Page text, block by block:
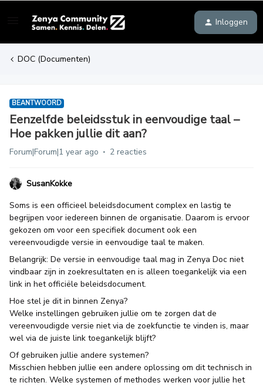
Inloggen
DOC (Documenten)
BEANTWOORD
Eenzelfde beleidsstuk in eenvoudige taal –
Hoe pakken jullie dit aan?
Forum|Forum|1 year ago 2 reacties
SusanKokke
Soms is een officieel beleidsdocument complex en lastig te
begrijpen voor iedereen binnen de organisatie. Daarom is ervoor
gekozen om voor een specifiek document ook een
vereenvoudigde versie in eenvoudige taal te maken.
Belangrijk: De versie in eenvoudige taal mag in Zenya Doc niet
vindbaar zijn in zoekresultaten en is alleen toegankelijk via een
link in het officiële beleidsdocument.
Hoe stel je dit in binnen Zenya?
Welke instellingen gebruiken jullie om te zorgen dat de
vereenvoudigde versie niet via de zoekfunctie te vinden is, maar
wel via de juiste link toegankelijk blijft?
Of gebruiken jullie andere systemen?
Misschien hebben jullie een andere oplossing om dit technisch in
te richten. Welke systemen of methodes werken voor jullie het